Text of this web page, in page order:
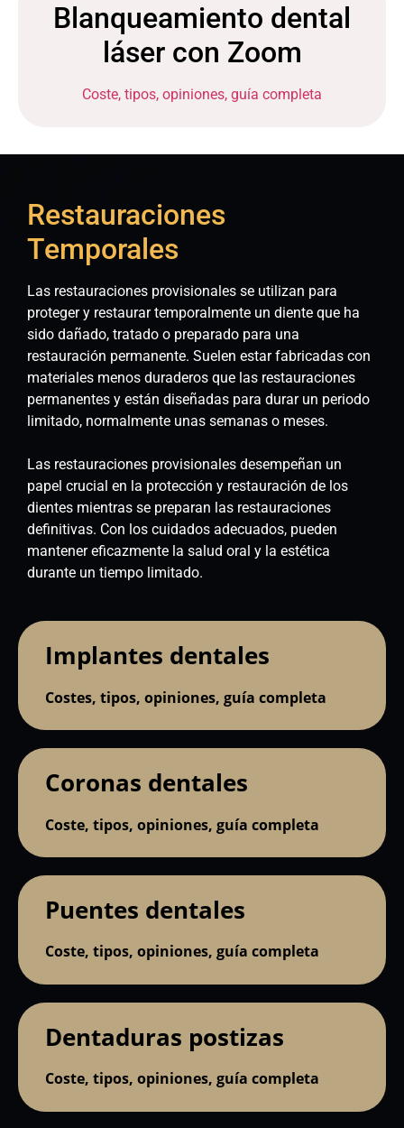
Blanqueamiento dental
láser con Zoom
Coste, tipos, opiniones, guía completa
Restauraciones
Temporales
Las restauraciones provisionales se utilizan para
proteger y restaurar temporalmente un diente que ha
sido dañado, tratado o preparado para una
restauración permanente. Suelen estar fabricadas con
materiales menos duraderos que las restauraciones
permanentes y están diseñadas para durar un periodo
limitado, normalmente unas semanas o meses.
Las restauraciones provisionales desempeñan un
papel crucial en la protección y restauración de los
dientes mientras se preparan las restauraciones
definitivas. Con los cuidados adecuados, pueden
mantener eficazmente la salud oral y la estética
durante un tiempo limitado.
Implantes dentales
Costes, tipos, opiniones, guía completa
Coronas dentales
Coste, tipos, opiniones, guía completa
Puentes dentales
Coste, tipos, opiniones, guía completa
Dentaduras postizas
Coste, tipos, opiniones, guía completa